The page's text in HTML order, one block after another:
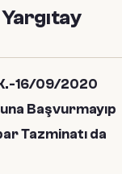
16/09/2020
Başvurmayıp
Tazminatı da